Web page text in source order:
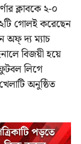
ক্লাবকে ২-০
গোলই করেছেন
অফ্ দ্য ম্যাচ
বিজয়ী হয়ে
লিগে
অনুষ্ঠিত